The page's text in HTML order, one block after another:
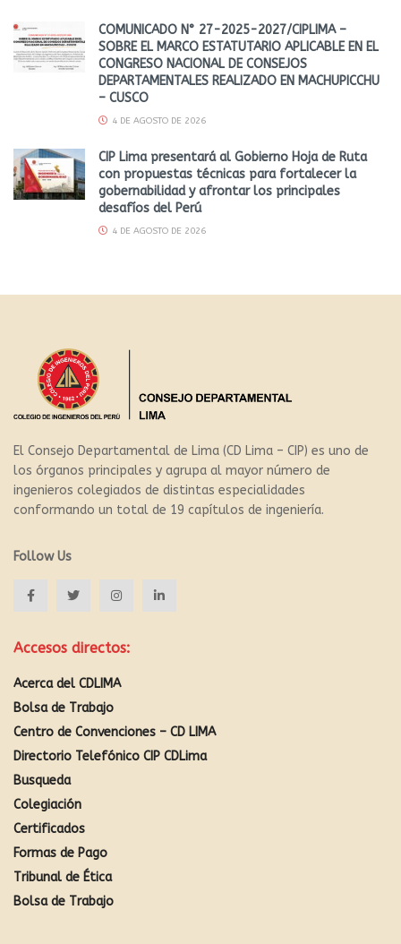
COMUNICADO N° 27-2025-2027/CIPLIMA –
SOBRE EL MARCO ESTATUTARIO APLICABLE EN EL
CONGRESO NACIONAL DE CONSEJOS
DEPARTAMENTALES REALIZADO EN MACHUPICCHU
– CUSCO
4 DE AGOSTO DE 2026
CIP Lima presentará al Gobierno Hoja de Ruta
con propuestas técnicas para fortalecer la
gobernabilidad y afrontar los principales
desafíos del Perú
4 DE AGOSTO DE 2026
El Consejo Departamental de Lima (CD Lima – CIP) es uno de
los órganos principales y agrupa al mayor número de
ingenieros colegiados de distintas especialidades
conformando un total de 19 capítulos de ingeniería.
Follow Us
Accesos directos:
Acerca del CDLIMA
Bolsa de Trabajo
Centro de Convenciones – CD LIMA
Directorio Telefónico CIP CDLima
Busqueda
Colegiación
Certificados
Formas de Pago
Tribunal de Ética
Bolsa de Trabajo